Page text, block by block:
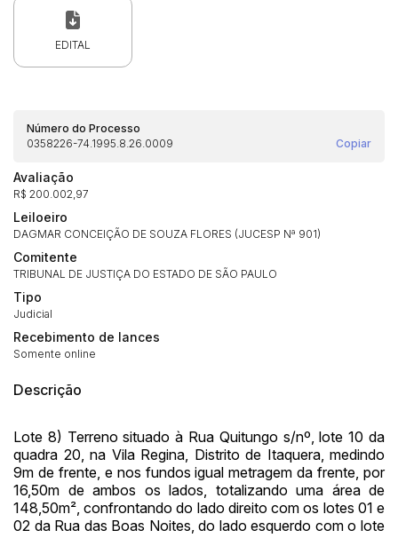
EDITAL
Número do Processo
0358226-74.1995.8.26.0009
Copiar
Avaliação
R$ 200.002,97
Leiloeiro
DAGMAR CONCEIÇÃO DE SOUZA FLORES (JUCESP Nª 901)
Comitente
TRIBUNAL DE JUSTIÇA DO ESTADO DE SÃO PAULO
Tipo
Judicial
Recebimento de lances
Somente online
Descrição
Lote 8) Terreno situado à Rua Quitungo s/nº, lote 10 da
quadra 20, na Vila Regina, Distrito de Itaquera, medindo
9m de frente, e nos fundos igual metragem da frente, por
16,50m de ambos os lados, totalizando uma área de
148,50m², confrontando do lado direito com os lotes 01 e
02 da Rua das Boas Noites, do lado esquerdo com o lote
Envie sua Proposta
Histórico de Propostas
Habilite-se para efetuar lances ou
propostas